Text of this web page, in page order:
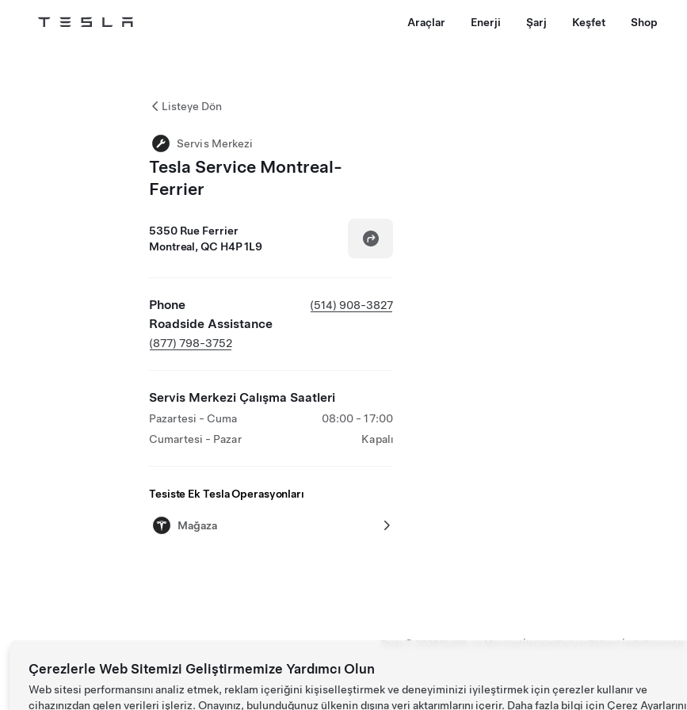
Tesla Araçlar Enerji Şarj Keşfet Shop
Listeye Dön
Servis Merkezi
Tesla Service Montreal-
Ferrier
5350 Rue Ferrier
Montreal, QC H4P 1L9
Phone (514) 908-3827
Roadside Assistance
(877) 798-3752
Servis Merkezi Çalışma Saatleri
Pazartesi - Cuma
08:00 - 17:00
Cumartesi - Pazar
Kapalı
Tesiste Ek Tesla Operasyonları
Mağaza
Tesla © 2026 Gizlilik ve Mevzuat İletişim Kariyer Bülteni İndir Konumlar
Çerezlerle Web Sitemizi Geliştirmemize Yardımcı Olun
Web sitesi performansını analiz etmek, reklam içeriğini kişiselleştirmek ve deneyiminizi iyileştirmek için çerezler kullanır ve
cihazınızdan gelen verileri işleriz. Onayınız, bulunduğunuz ülkenin dışına veri aktarımlarını içerir. Daha fazla bilgi için Çerez Ayarlarını